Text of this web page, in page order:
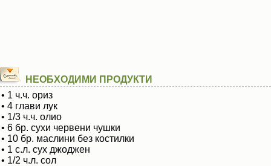
НЕОБХОДИМИ ПРОДУКТИ
• 1 ч.ч. ориз
• 4 глави лук
• 1/3 ч.ч. олио
• 6 бр. сухи червени чушки
• 10 бр. маслини без костилки
• 1 с.л. сух джоджен
• 1/2 ч.л. сол